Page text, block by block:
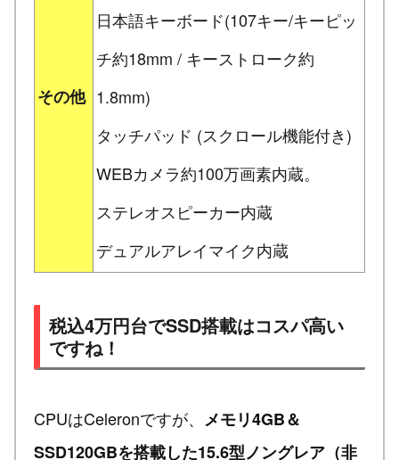
その他
日本語キーボード(107キー/キーピッ
チ約18mm / キーストローク約
1.8mm)
タッチパッド (スクロール機能付き)
WEBカメラ約100万画素内蔵。
ステレオスピーカー内蔵
デュアルアレイマイク内蔵
税込4万円台でSSD搭載はコスパ高い
ですね！
CPUはCeleronですが、 メモリ4GB＆
SSD120GBを搭載した15.6型ノングレア（非